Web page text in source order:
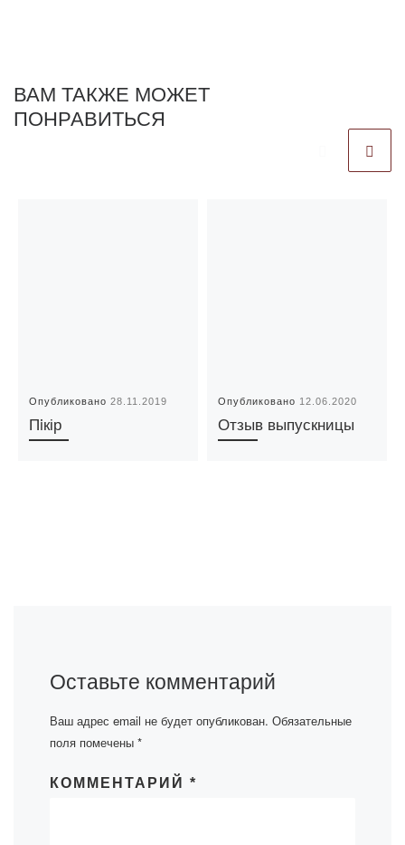
ВАМ ТАКЖЕ МОЖЕТ
ПОНРАВИТЬСЯ
Опубликовано28.11.2019
Пiкір
Опубликовано 12.06.2020
Отзыв выпускницы
Оставьте комментарий
Ваш адрес email не будет опубликован. Обязательные
поля помечены *
КОММЕНТАРИЙ *